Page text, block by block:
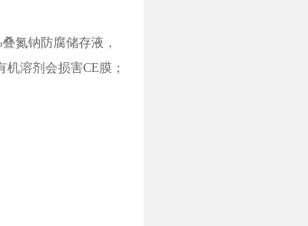
氮钠防腐储存液，
溶剂会损害CE膜；